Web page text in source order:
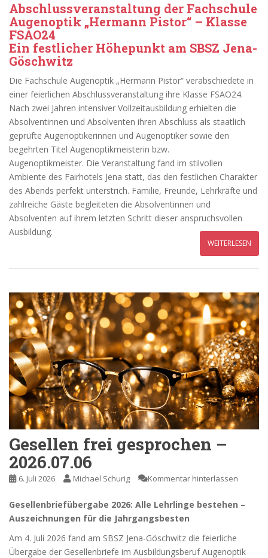
Abschlussveranstaltung der Fachschule
Augenoptik „Hermann Pistor“ – Klasse
FSAO24
Ein festlicher Höhepunkt am SBSZ Jena-
Göschwitz
Die Fachschule Augenoptik „Hermann Pistor“ verabschiedete in
einer feierlichen Abschlussveranstaltung ihre Klasse FSAO24.
Nach zwei Jahren intensiver Vollzeitausbildung erhielten die
Absolventinnen und Absolventen ihren Abschluss als staatlich
geprüfte Augenoptikerinnen und Augenoptiker sowie den
begehrten Titel Augenoptikmeisterin bzw.
Augenoptikmeister. Die Veranstaltung fand im stilvollen
Ambiente des Fairhotels Jena statt, das den festlichen Charakter
des Abends perfekt unterstrich. Familie, Freunde, Lehrkräfte und
zahlreiche Gäste begleiteten die Absolventinnen und
Absolventen auf ihrem letzten Schritt dieser anspruchsvollen
Ausbildung.
WEITERLESEN
Gesellen frei gesprochen –
2026.07.06
6. Juli 2026 Michael Schurig Kommentar hinterlassen
Gesellenbriefübergabe 2026: Alle Lehrlinge bestehen –
Auszeichnungen für die Jahrgangsbesten
Am 4. Juli 2026 fand am SBSZ Jena-Göschwitz die feierliche
Übergabe der Gesellenbriefe im Ausbildungsberuf Augenoptik